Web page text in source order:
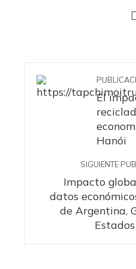
El
Hanói
SIGUIENTE
Impacto
datos
de Argentina,